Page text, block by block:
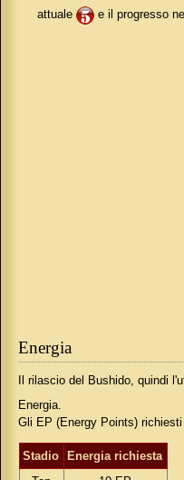
attuale
e il progresso
Energia
Il rilascio del Bushido, quindi
Energia.
Gli EP (Energy Points)
Stadio
Energia richiesta